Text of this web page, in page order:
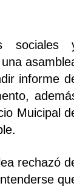
sociales
informe
Muicipal
rechazó